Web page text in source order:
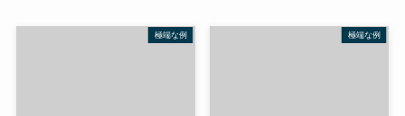
極端な例 極端な例